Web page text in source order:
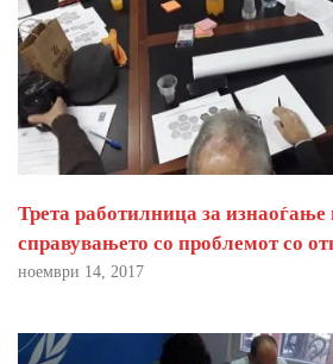
Трета работилница за изнаоѓање
справувањето со проблемот со
ноември 14, 2017